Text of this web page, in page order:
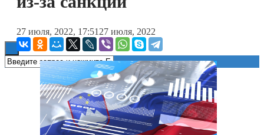
27 июля, 2022, 17:51 27 июля, 2022